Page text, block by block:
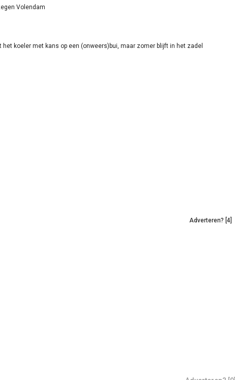
Volendam
het koeler met kans op een (onweers)bui, maar zomer blijft in het zadel
Adverteren? [4]